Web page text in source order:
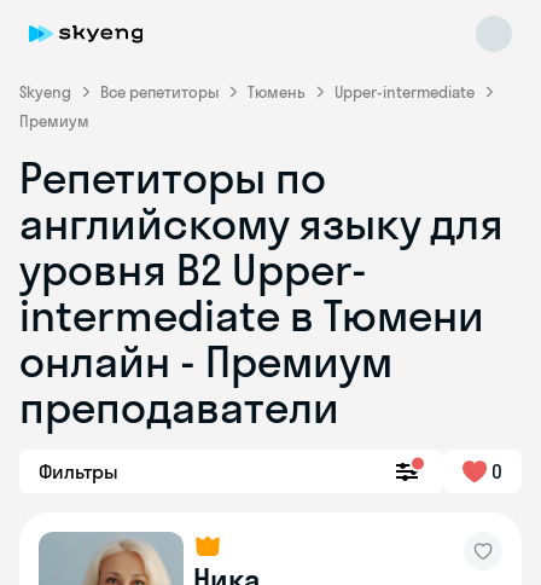
Skyeng Все репетиторы Тюмень
Upper-intermediate
Премиум
Репетиторы по
английскому языку для
уровня B2 Upper-
intermediate в Тюмени
онлайн - Премиум
преподаватели
Фильтры 0
Skyeng Chat